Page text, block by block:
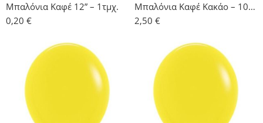
Μπαλόνια Καφέ 12” – 1τμχ.
0,20 €
Μπαλόνια Καφέ Κακάο – 10 τμχ.
2,50 €